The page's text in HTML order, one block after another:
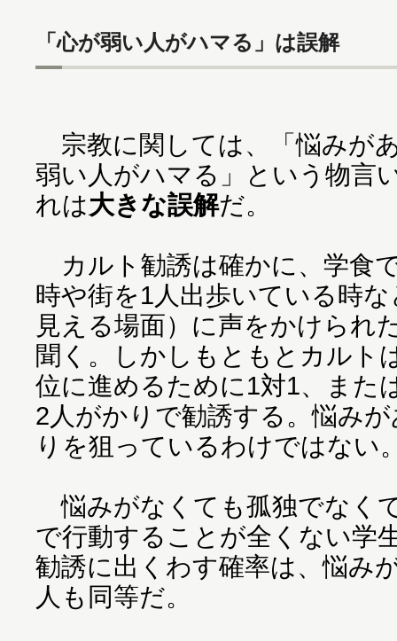
「心が弱い人がハマる」は誤解
宗教に関しては、「悩みが
弱い人がハマる」という物言
れは大きな誤解だ。
カルト勧誘は確かに、学食
時や街を1人出歩いている時
見える場面）に声をかけられ
聞く。しかしもともとカルト
位に進めるために1対1、また
2人がかりで勧誘する。悩み
りを狙っているわけではない
悩みがなくても孤独でなく
で行動することが全くない学
勧誘に出くわす確率は、悩み
人も同等だ。